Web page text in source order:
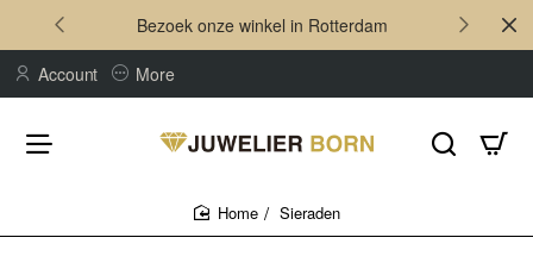
Bezoek onze winkel in Rotterdam
Account More
Sieraden